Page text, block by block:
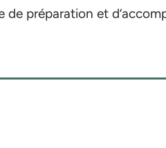
de préparation et